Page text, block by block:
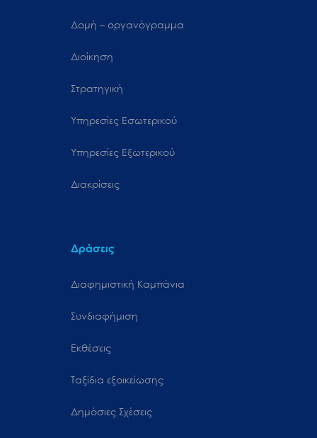
Δομή – οργανόγραμμα
Διοίκηση
Στρατηγική
Υπηρεσίες Εσωτερικού
Υπηρεσίες Εξωτερικού
Διακρίσεις
Δράσεις
Διαφημιστική Καμπάνια
Συνδιαφήμιση
Εκθέσεις
Ταξίδια εξοικείωσης
Δημόσιες Σχέσεις